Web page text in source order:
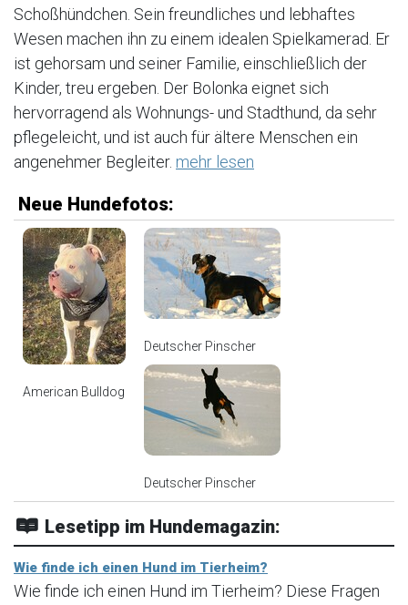
Schoßhündchen. Sein freundliches und lebhaftes
Wesen machen ihn zu einem idealen Spielkamerad. Er
ist gehorsam und seiner Familie, einschließlich der
Kinder, treu ergeben. Der Bolonka eignet sich
hervorragend als Wohnungs- und Stadthund, da sehr
pflegeleicht, und ist auch für ältere Menschen ein
angenehmer Begleiter. mehr lesen
Neue Hundefotos:
American Bulldog
Deutscher Pinscher
Deutscher Pinscher
Lesetipp im Hundemagazin:
Wie finde ich einen Hund im Tierheim?
Wie finde ich einen Hund im Tierheim? Diese Fragen